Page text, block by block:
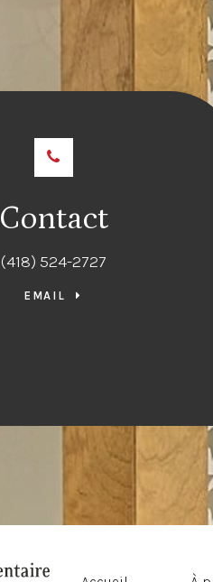
Contact
(418) 524-2727
EMAIL